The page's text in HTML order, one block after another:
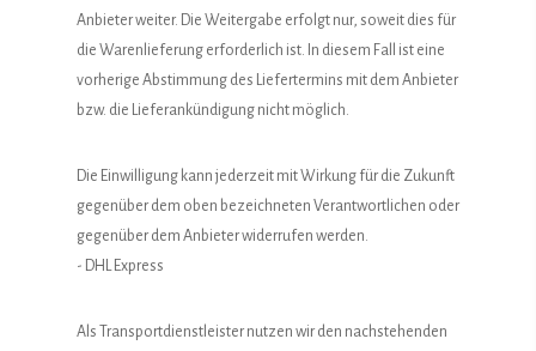
Anbieter weiter. Die Weitergabe erfolgt nur, soweit dies für
die Warenlieferung erforderlich ist. In diesem Fall ist eine
vorherige Abstimmung des Liefertermins mit dem Anbieter
bzw. die Lieferankündigung nicht möglich.
Die Einwilligung kann jederzeit mit Wirkung für die Zukunft
gegenüber dem oben bezeichneten Verantwortlichen oder
gegenüber dem Anbieter widerrufen werden.
- DHL Express
Als Transportdienstleister nutzen wir den nachstehenden